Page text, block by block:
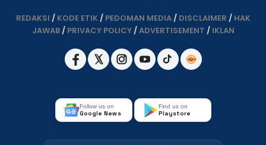
REDAKSI / KODE ETIK / PEDOMAN MEDIA/ DISCLAIMER / HAK
JAWAB/ PRIVACY POLICY/ADVERTISEMENT / IKLAN
Follow us on
Google News
Find us on
Playstore